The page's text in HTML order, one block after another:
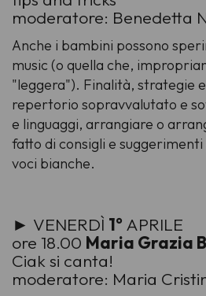
moderatore: Benedetta
Anche i bambini possono
music (o quella che,
"leggera"). Finalità, strategie
repertorio sopravvalutato e
e linguaggi, arrangiare o
fatto di consigli e
voci bianche.
► VENERDÌ 1° APRILE
ore 18.00 Maria Grazia
Ciak si canta!
moderatore: Maria